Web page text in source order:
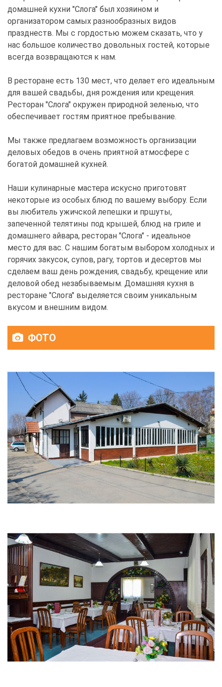
домашней кухни "Слога" был хозяином и
организатором самых разнообразных видов
празднеств. Мы с гордостью можем сказать, что у
нас большое количество довольных гостей, которые
всегда возвращаются к нам.
В ресторане есть 130 мест, что делает его идеальным
для вашей свадьбы, дня рождения или крещения.
Ресторан "Слога" окружен природной зеленью, что
обеспечивает гостям приятное пребывание.
Мы также предлагаем возможность организации
деловых обедов в очень приятной атмосфере с
богатой домашней кухней.
Наши кулинарные мастера искусно приготовят
некоторые из особых блюд по вашему выбору. Если
вы любитель ужичской лепешки и пршуты,
запеченной телятины под крышей, блюд на гриле и
домашнего айвара, ресторан "Слога" - идеальное
место для вас. С нашим богатым выбором холодных и
горячих закусок, супов, рагу, тортов и десертов мы
сделаем ваш день рождения, свадьбу, крещение или
деловой обед незабываемым. Домашняя кухня в
ресторане "Слога" выделяется своим уникальным
вкусом и внешним видом.
ФОТО